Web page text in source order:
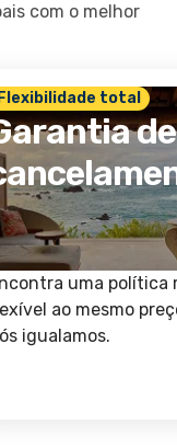
com o melhor
Flexibilidade total
de
uma política
ao mesmo
igualamos.